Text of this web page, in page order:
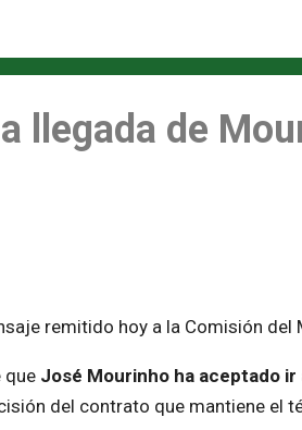
llegada de
remitido hoy a la Comisión
que José Mourinho ha aceptado
del contrato que mantiene el